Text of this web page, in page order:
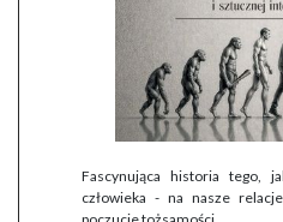
Fascynująca historia tego,
człowieka - na nasze